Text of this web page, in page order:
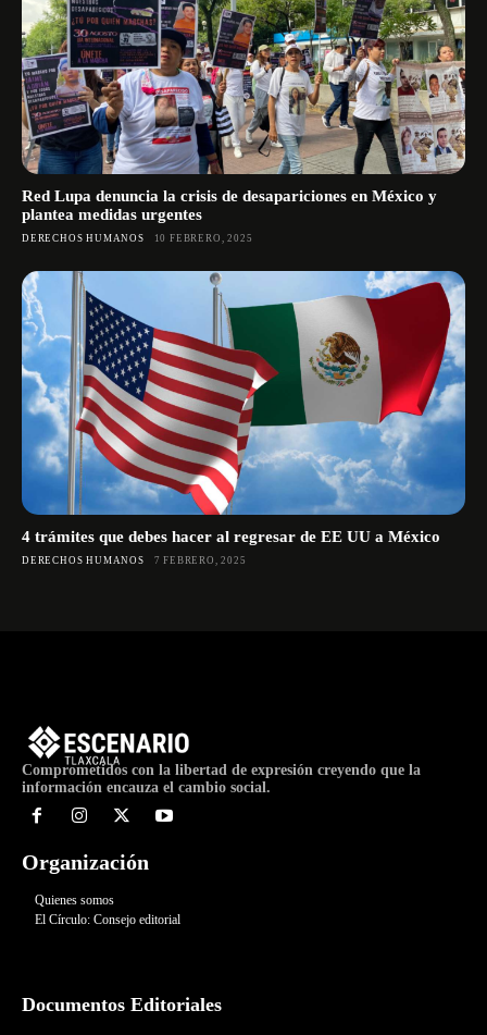
Red Lupa denuncia la crisis de desapariciones en México y
plantea medidas urgentes
DERECHOS HUMANOS 10 FEBRERO, 2025
4 trámites que debes hacer al regresar de EE UU a México
DERECHOS HUMANOS 7 FEBRERO, 2025
Comprometidos con la libertad de expresión creyendo que la
información encauza el cambio social.
Organización
Quienes somos
El Círculo: Consejo editorial
Documentos Editoriales